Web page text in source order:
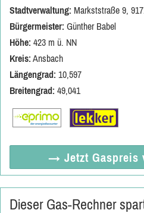
Stadtverwaltung: Markststraße 9,
Bürgermeister: Günther Babel
Höhe: 423 m ü. NN
Kreis: Ansbach
Längengrad: 10,597
Breitengrad: 49,041
→ Jetzt Gaspreis
Dieser Gas-Rechner